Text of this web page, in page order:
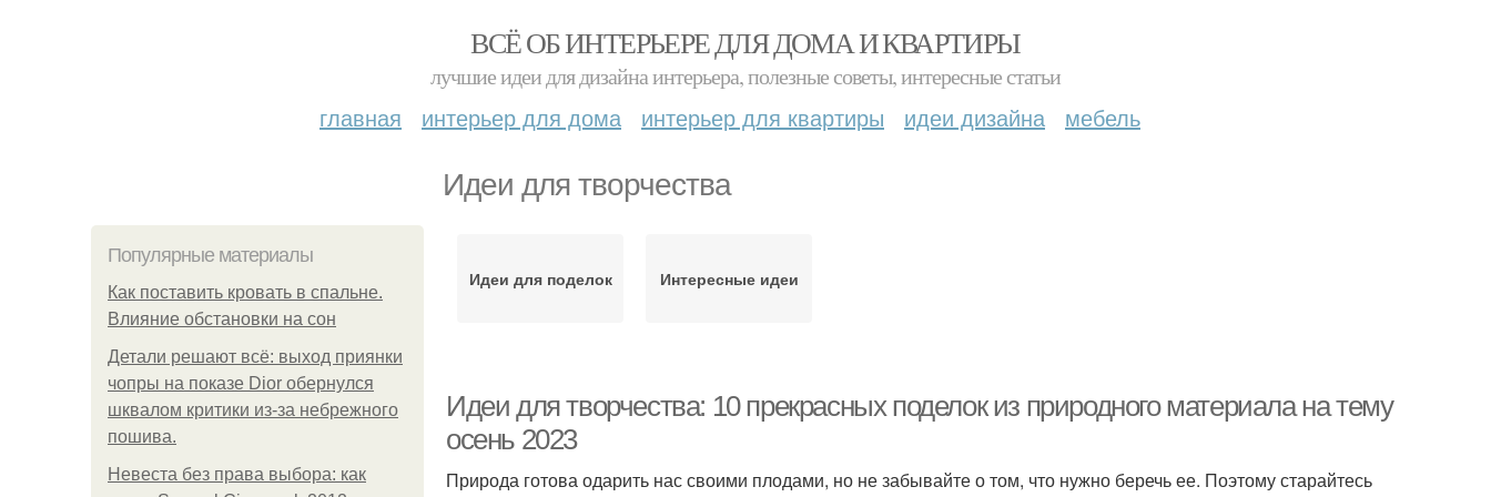
ВСЁ ОБ ИНТЕРЬЕРЕ ДЛЯ ДОМА И КВАРТИРЫ
лучшие идеи для дизайна интерьера, полезные советы, интересные статьи
главная интерьер для дома интерьер для квартиры идеи дизайна мебель
Идеи для творчества
Популярные материалы
Как поставить кровать в спальне.
Влияние обстановки на сон
Детали решают всё: выход приянки
чопры на показе Dior обернулся
шквалом критики из-за небрежного
пошива.
Невеста без права выбора: как
Идеи для поделок Интересные идеи
Идеи для творчества: 10 прекрасных поделок из природного материала на тему
осень 2023
Природа готова одарить нас своими плодами, но не забывайте о том, что нужно беречь ее. Поэтому старайтесь